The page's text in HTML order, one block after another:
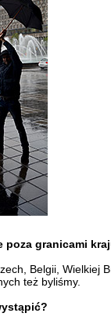
poza granicami
Belgii, Wielkiej
też byliśmy.